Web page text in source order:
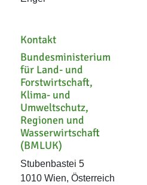
Kontakt
Bundesministerium
für Land- und
Forstwirtschaft,
Klima- und
Umweltschutz,
Regionen und
Wasserwirtschaft
(BMLUK)
Stubenbastei 5
1010 Wien, Österreich